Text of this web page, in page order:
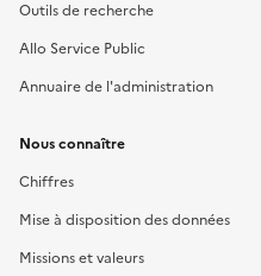
Outils de recherche
Allo Service Public
Annuaire de l'administration
Nous connaître
Chiffres
Mise à disposition des données
Missions et valeurs